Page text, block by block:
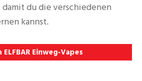
du die verschiedenen
kannst.
ELFBAR Einweg-Vapes